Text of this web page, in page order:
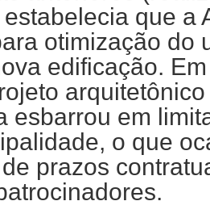
que a
otimização do
edificação.
esbarrou em
o que
prazos